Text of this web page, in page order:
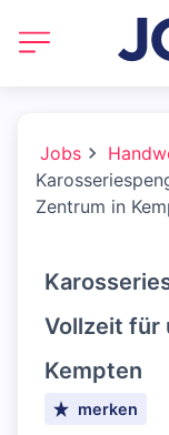
Jobs
Zentrum in
Vollzeit für
Kempten
merken